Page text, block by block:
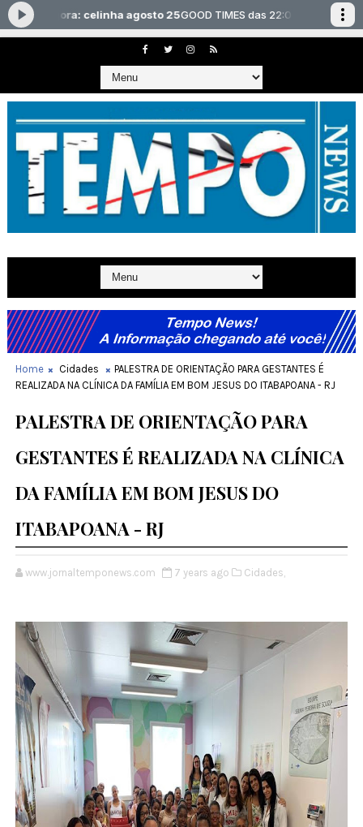
Home Cidades
PALESTRA DE ORIENTAÇÃO PARA GESTANTES É
REALIZADA NA CLÍNICA DA FAMÍLIA EM BOM JESUS DO ITABAPOANA - RJ
PALESTRA DE ORIENTAÇÃO PARA
GESTANTES É REALIZADA NA CLÍNICA
DA FAMÍLIA EM BOM JESUS DO
ITABAPOANA - RJ
www.jornaltemponews.com 7 years ago Cidades,